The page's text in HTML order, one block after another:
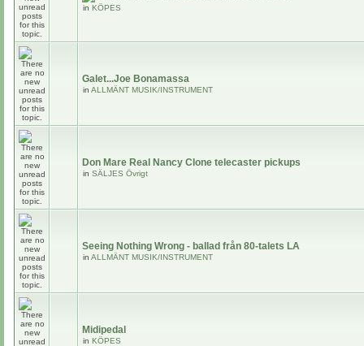
in KÖPES
Galet...Joe Bonamassa
in ALLMÄNT MUSIK/INSTRUMENT
Don Mare Real Nancy Clone telecaster pickups
in SÄLJES Övrigt
Seeing Nothing Wrong - ballad från 80-talets LA
in ALLMÄNT MUSIK/INSTRUMENT
Midipedal
in KÖPES